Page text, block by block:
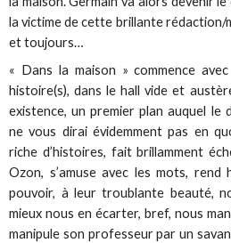
la victime de cette brillante rédaction/
et toujours…
« Dans la maison » commence
histoire(s), dans le hall vide et
existence, un premier plan auquel le
ne vous dirai évidemment pas en
riche d’histoires, fait brillamment
Ozon, s’amuse avec les mots, rend
pouvoir, à leur troublante beauté,
mieux nous en écarter, bref, nous
manipule son professeur par un